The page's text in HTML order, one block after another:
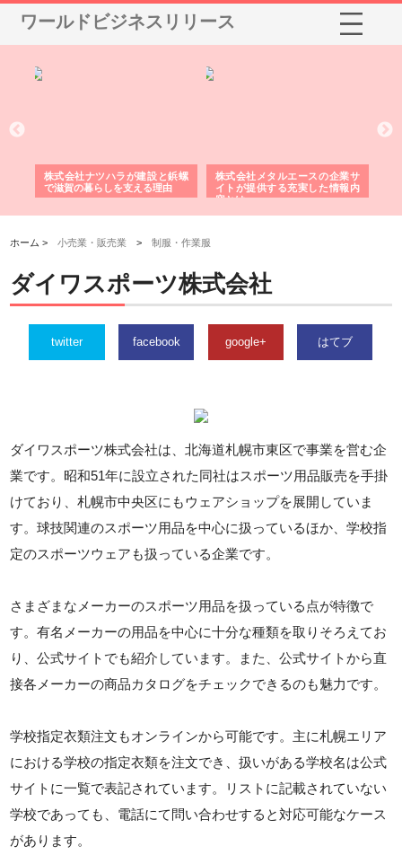
ワールドビジネスリリース
株式会社ナツハラが建設と鋲螺
で滋賀の暮らしを支える理由
株式会社メタルエースの企業サ
イトが提供する充実した情報内
容とは
ホーム >小売業・販売業 >制服・作業服
ダイワスポーツ株式会社
twitter facebook google+ はてブ
ダイワスポーツ株式会社は、北海道札幌市東区で事業を営む企
業です。昭和51年に設立された同社はスポーツ用品販売を手掛
けており、札幌市中央区にもウェアショップを展開していま
す。球技関連のスポーツ用品を中心に扱っているほか、学校指
定のスポーツウェアも扱っている企業です。
さまざまなメーカーのスポーツ用品を扱っている点が特徴で
す。有名メーカーの用品を中心に十分な種類を取りそろえてお
り、公式サイトでも紹介しています。また、公式サイトから直
接各メーカーの商品カタログをチェックできるのも魅力です。
学校指定衣類注文もオンラインから可能です。主に札幌エリア
における学校の指定衣類を注文でき、扱いがある学校名は公式
サイトに一覧で表記されています。リストに記載されていない
学校であっても、電話にて問い合わせすると対応可能なケース
があります。